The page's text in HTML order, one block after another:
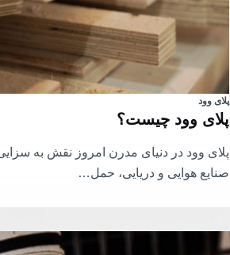
پلای وود
پلای وود چیست؟
پلای وود در دنیای مدرن امروز نقش به
صنایع هوایی و دریایی، حمل…